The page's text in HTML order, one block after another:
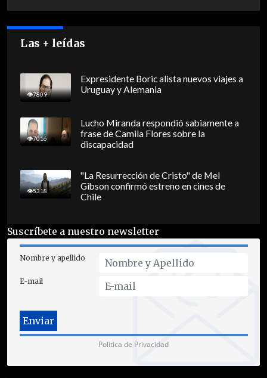
Las + leídas
7809
Expresidente Boric alista nuevos viajes a
Uruguay y Alemania
7016
Lucho Miranda respondió sabiamente a
frase de Camila Flores sobre la
discapacidad
5318
"La Resurrección de Cristo" de Mel
Gibson confirmó estreno en cines de
Chile
Suscríbete a nuestro newsletter
Nombre y apellido
E-mail
Política de Privacidad